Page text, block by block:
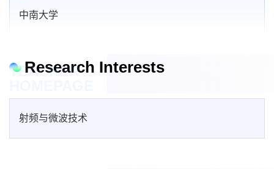
中南大学
Research Interests
TEACHER
射频与微波技术